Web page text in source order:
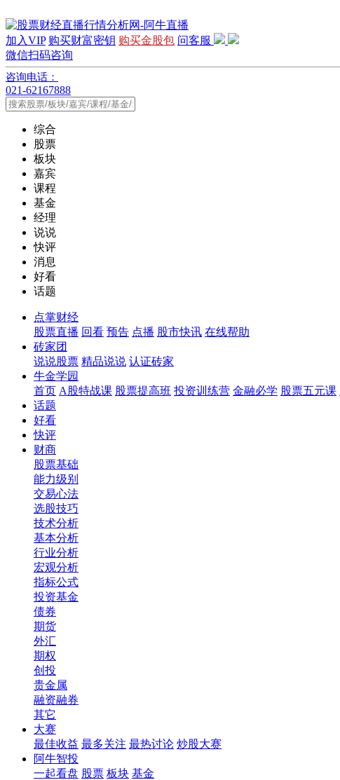
加入VIP 购买财富密钥 购买金股包 问客服
微信扫码咨询
咨询电话：
021-62167888
综合
股票
板块
嘉宾
课程
基金
经理
说说
快评
消息
好看
话题
点掌财经
股票直播 回看 预告 点播 股市快讯 在线帮助
砖家团
说说股票 精品说说 认证砖家
牛金学园
首页 A股特战课 股票提高班 投资训练营 金融必学 股票五元课
话题
好看
快评
财商
股票基础
能力级别
交易心法
选股技巧
技术分析
基本分析
行业分析
宏观分析
指标公式
投资基金
债券
期货
外汇
期权
创投
贵金属
融资融券
其它
大赛
最佳收益 最多关注 最热讨论 炒股大赛
阿牛智投
一起看盘 股票 板块 基金